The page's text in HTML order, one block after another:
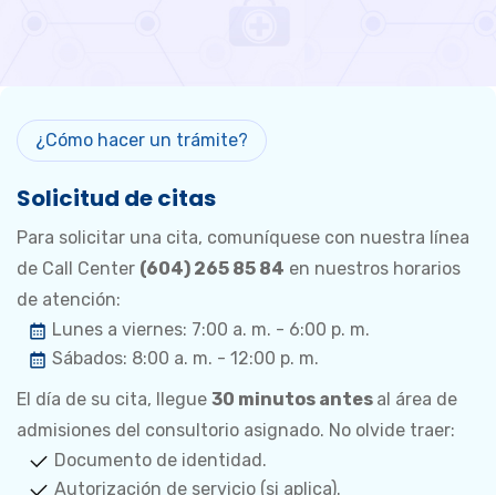
¿Cómo hacer un trámite?
Solicitud de citas
Para solicitar una cita, comuníquese con nuestra línea
de Call Center (604) 265 85 84 en nuestros horarios
de atención:
Lunes a viernes: 7:00 a. m. - 6:00 p. m.
Sábados: 8:00 a. m. - 12:00 p. m.
El día de su cita, llegue 30 minutos antes al área de
admisiones del consultorio asignado. No olvide traer:
Documento de identidad.
Autorización de servicio (si aplica).